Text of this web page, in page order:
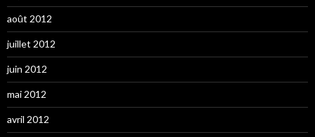
août 2012
juillet 2012
juin 2012
mai 2012
avril 2012